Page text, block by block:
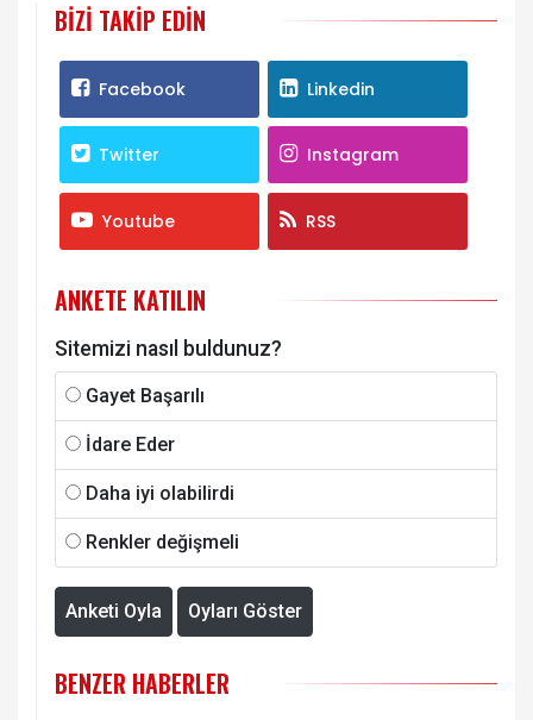
BIZI TAKIP EDIN
Facebook Linkedin
Twitter Instagram
Youtube RSS
ANKETE KATILIN
Sitemizi nasıl buldunuz?
Gayet Başarılı
İdare Eder
Daha iyi olabilirdi
Renkler değişmeli
Anketi Oyla Oyları Göster
BENZER HABERLER